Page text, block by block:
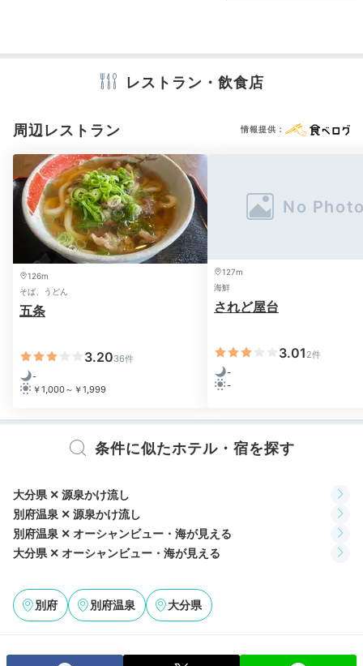
会席料理を味わう
夕食／会席料理一例
お部屋で頂く夕食は、
別府湾で水揚げされた海鮮たっぷ
りの会席料理です。
時期によっては、ブランド牛「おお
屋のテレビでYouTubeが視聴できるのも嬉しいポイン
トです。
mgmg0088__
お刺身や旬食材の前菜など大満足のメニュー。
レートは子どもの大好きなものばかりでした。
ので、周りを気にせずゆっくり食べられて良かったで
す。
Night
20:30
リンス ボディソープ シャワーキャップ タオル バスタオル
お茶セット 電気ポット
※設備・アメニティは、確認が取れている情報を表示しています。
レストラン・飲食店
周辺レストラン 情報提供：
126m
そば、うどん
五条
3.2036件
-
￥1,000～￥1,999
127m
海鮮
されど屋台
3.01 2件
-
-
条件に似たホテル・宿を探す
大分県 ✕ 源泉かけ流し
別府温泉 ✕ 源泉かけ流し
別府温泉 ✕ オーシャンビュー・海が見える
大分県 ✕ オーシャンビュー・海が見える
別府 別府温泉 大分県